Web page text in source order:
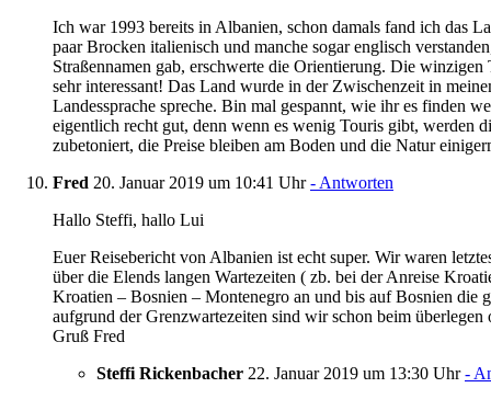
Ich war 1993 bereits in Albanien, schon damals fand ich das
paar Brocken italienisch und manche sogar englisch
Straßennamen gab, erschwerte die Orientierung. Die
sehr interessant! Das Land wurde in der Zwischenzeit in
Landessprache spreche. Bin mal gespannt, wie ihr es finden
eigentlich recht gut, denn wenn es wenig Touris gibt, werden
zubetoniert, die Preise bleiben am Boden und die Natur
Fred 20. Januar 2019 um 10:41 Uhr- Antworten
Hallo Steffi, hallo Lui
Euer Reisebericht von Albanien ist echt super. Wir waren
über die Elends langen Wartezeiten ( zb. bei der Anreise
Kroatien – Bosnien – Montenegro an und bis auf Bosnien die
aufgrund der Grenzwartezeiten sind wir schon beim
Gruß Fred
Steffi Rickenbacher 22. Januar 2019 um 13:30 Uhr-